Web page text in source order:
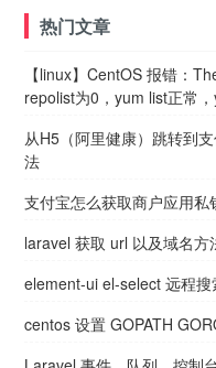
热门文章
【linux】CentOS 报错：
repolist为0，yum list正常
从H5（阿里健康）跳转到
法
支付宝怎么获取商户应用私
laravel 获取 url 以及域名方
element-ui el-select 远程
centos 设置 GOPATH